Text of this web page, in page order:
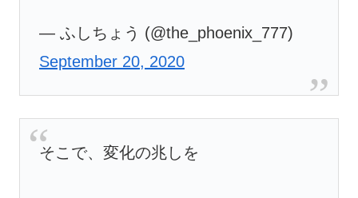
— ふしちょう (@the_phoenix_777)
September 20, 2020
そこで、変化の兆しを